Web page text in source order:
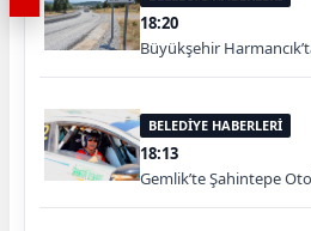
18:20
Büyükşehir
BELEDİYE HABERLERİ
18:13
Gemlik’te Şahintepe